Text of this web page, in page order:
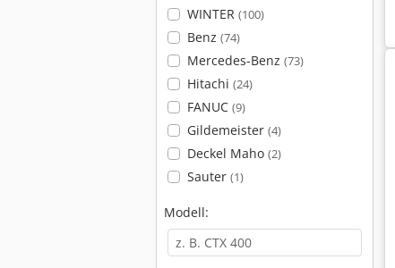
WINTER (100)
Benz (74)
Mercedes-Benz (73)
Hitachi (24)
FANUC (9)
Gildemeister (4)
Deckel Maho (2)
Sauter (1)
Modell: